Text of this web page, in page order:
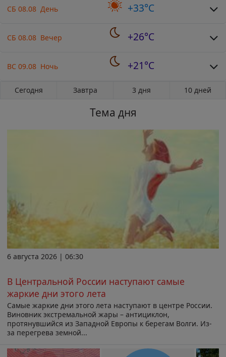
СБ 08.08 День +33°C
СБ 08.08 Вечер +26°C
ВС 09.08 Ночь +21°C
Сегодня Завтра 3 дня 10 дней
Тема дня
6 августа 2026 | 06:30
В Центральной России наступают самые
жаркие дни этого лета
Самые жаркие дни этого лета наступают в центре России.
Виновник экстремальной жары – антициклон,
протянувшийся из Западной Европы к берегам Волги. Из-
за перегрева земной...